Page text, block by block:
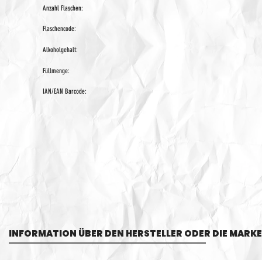
Anzahl Flaschen:
Flaschencode:
Alkoholgehalt:
Füllmenge:
IAN/EAN Barcode:
INFORMATION ÜBER DEN HERSTELLER ODER DIE MARKE